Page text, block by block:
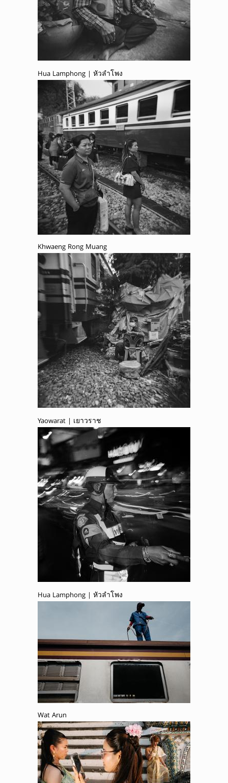
Hua Lamphong | หัวลำโพง
Khwaeng Rong Muang
Yaowarat | เยาวราช
Hua Lamphong | หัวลำโพง
Wat Arun